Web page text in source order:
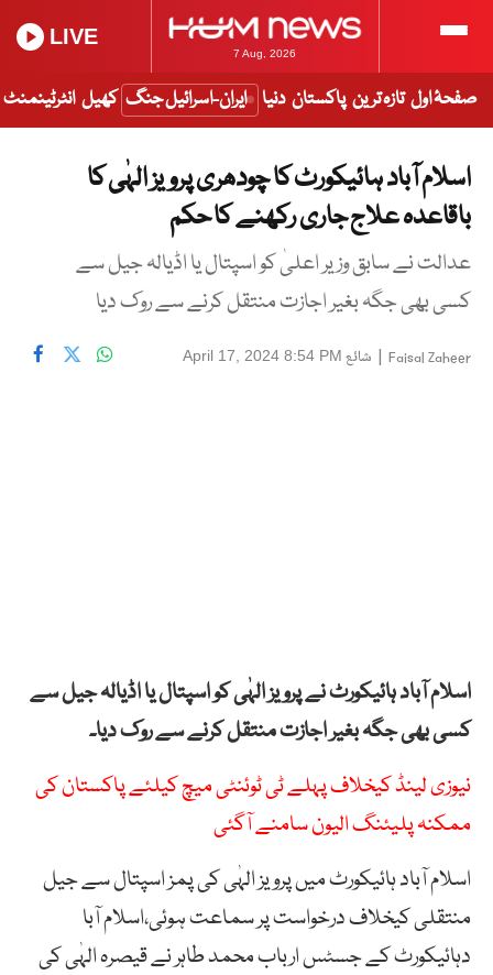
7 Aug, 2026
LIVE
صفحۂ اول تازہ ترین پاکستان دنیا ایران-اسرائیل جنگ کھیل انٹرٹینمنٹ
اسلام آباد ہائیکورٹ کا چودھری پرویز الہٰی کا
باقاعدہ علاج جاری رکھنے کا حکم
عدالت نے سابق وزیر اعلیٰ کو اسپتال یا اڈیالہ جیل سے
کسی بھی جگہ بغیر اجازت منتقل کرنے سے روک دیا
Faisal Zaheer
| شائع April 17, 2024 8:54 PM
اسلام آباد ہائیکورٹ نے پرویز الہٰی کو اسپتال یا اڈیالہ جیل سے
کسی بھی جگہ بغیر اجازت منتقل کرنے سے روک دیا۔
نیوزی لینڈ کیخلاف پہلے ٹی ٹوئنٹی میچ کیلئے پاکستان کی
ممکنہ پلیئنگ الیون سامنے آگئی
اسلام آباد ہائیکورٹ میں پرویز الہٰی کی پمز اسپتال سے جیل
منتقلی کیخلاف درخواست پر سماعت ہوئی،اسلام آبا
دہائیکورٹ کے جسٹس ارباب محمد طاہر نے قیصرہ الہٰی کی